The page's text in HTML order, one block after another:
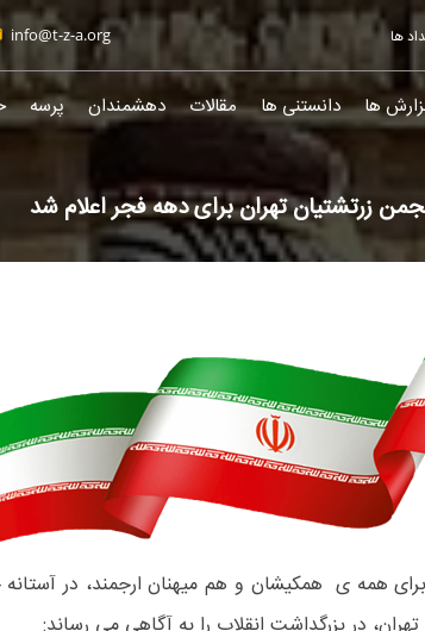
info@t-z-a.org ها
ها دانستنی ها مقالات دهشمندان پرسه
زرتشتیان تهران برای دهه فجر اعلام شد
همه ی همکیشان و هم میهنان ارجمند، در آستانه